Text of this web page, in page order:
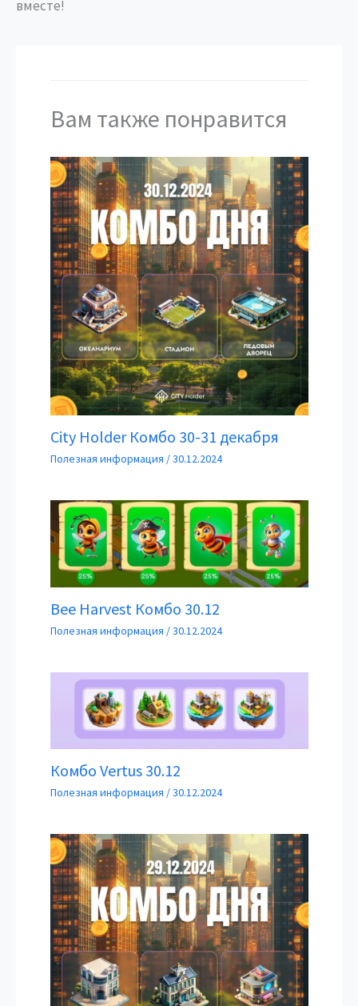
вместе!
Вам также понравится
City Holder Комбо 30-31 декабря
Полезная информация /30.12.2024
Bee Harvest Комбо 30.12
Полезная информация /30.12.2024
Комбо Vertus 30.12
Полезная информация /30.12.2024